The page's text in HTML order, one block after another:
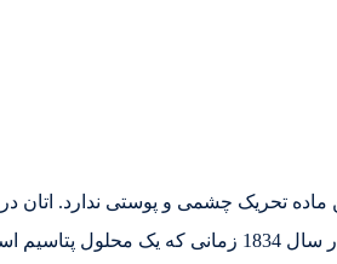
ماده تحریک چشمی و پوستی ندارد.
را می گیرد و باعث خفگی می شود. اتان اولین بار توسط مایکل